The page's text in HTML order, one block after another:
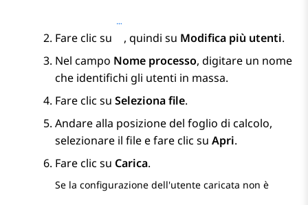
Fare clic su , quindi su Modifica più utenti.
Nel campo Nome processo, digitare un nome
che identifichi gli utenti in massa.
Fare clic su Seleziona file.
Andare alla posizione del foglio di calcolo,
selezionare il file e fare clic su Apri.
Fare clic su Carica.
Se la configurazione dell'utente caricata non è